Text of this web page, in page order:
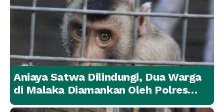
Aniaya Satwa Dilindungi, Dua Warga
di Malaka Diamankan Oleh Polres
Malaka